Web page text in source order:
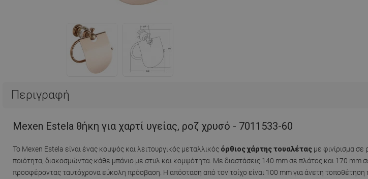
Περιγραφή
Mexen Estela θήκη για χαρτί υγείας, ροζ χρυσό - 7011533-60
Το Mexen Estela είναι ένας κομψός και λειτουργικός μεταλλικός όρθιος χάρτης τουαλέτας με φινίρισμα σε
ποιότητα, διακοσμώντας κάθε μπάνιο με στυλ και κομψότητα. Με διαστάσεις 140 mm σε πλάτος και 170 mm
προσφέροντας ταυτόχρονα εύκολη πρόσβαση. Η απόσταση από τον τοίχο είναι 100 mm για άνετη τοποθέτηση